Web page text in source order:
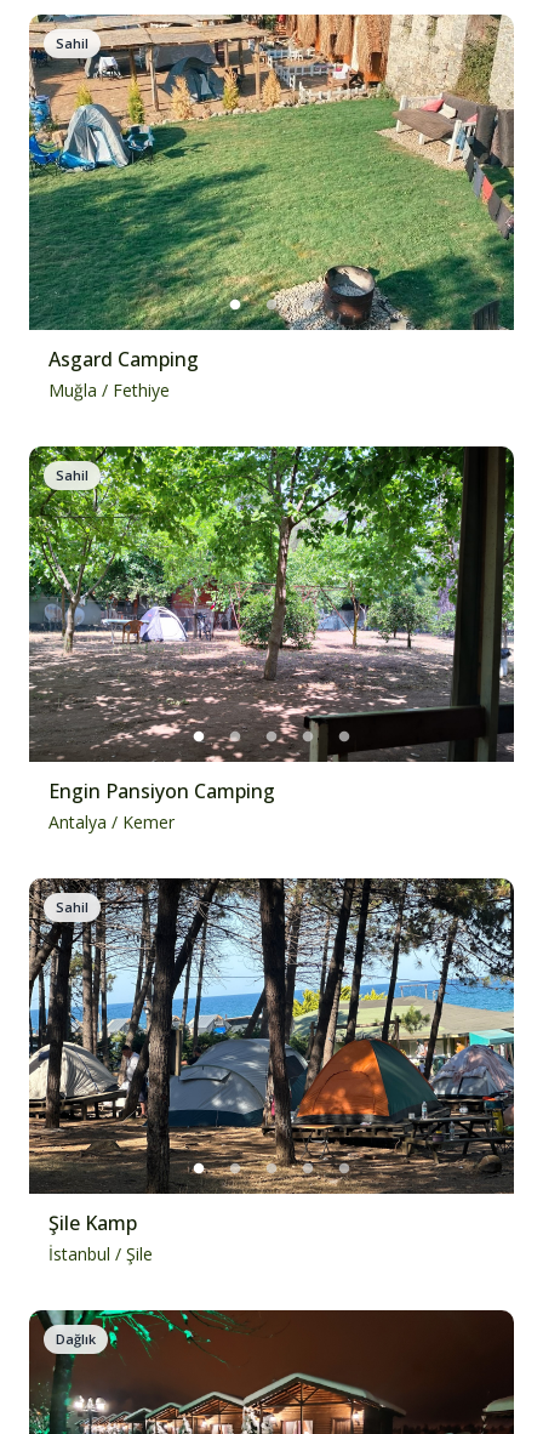
Sahil
Asgard Camping
Muğla / Fethiye
Sahil
Engin Pansiyon Camping
Antalya / Kemer
Sahil
Şile Kamp
İstanbul / Şile
Dağlık